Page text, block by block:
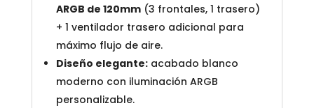
ARGB de 120mm(3 frontales, 1 trasero)
+ 1 ventilador trasero adicional para
máximo flujo de aire.
Diseño elegante:acabado blanco
moderno con iluminación ARGB
personalizable.